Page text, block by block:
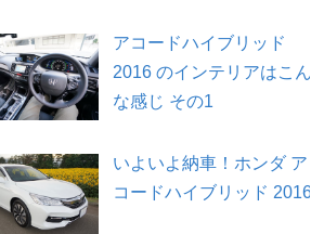
アコードハイブリッド
2016 のインテリアはこん
な感じ その1
いよいよ納車！ホンダ ア
コードハイブリッド 2016